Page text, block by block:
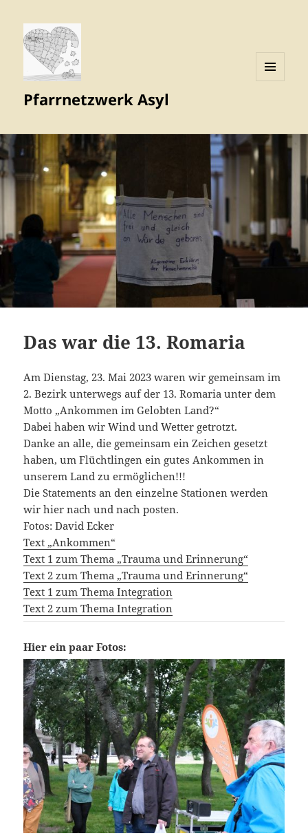
Pfarrnetzwerk Asyl
Das war die 13. Romaria
Am Dienstag, 23. Mai 2023 waren wir gemeinsam im
2. Bezirk unterwegs auf der 13. Romaria unter dem
Motto „Ankommen im Gelobten Land?“
Dabei haben wir Wind und Wetter getrotzt.
Danke an alle, die gemeinsam ein Zeichen gesetzt
haben, um Flüchtlingen ein gutes Ankommen in
unserem Land zu ermöglichen!!!
Die Statements an den einzelne Stationen werden
wir hier nach und nach posten.
Fotos: David Ecker
Text „Ankommen“
Text 1 zum Thema „Trauma und Erinnerung“
Text 2 zum Thema „Trauma und Erinnerung“
Text 1 zum Thema Integration
Text 2 zum Thema Integration
Hier ein paar Fotos: